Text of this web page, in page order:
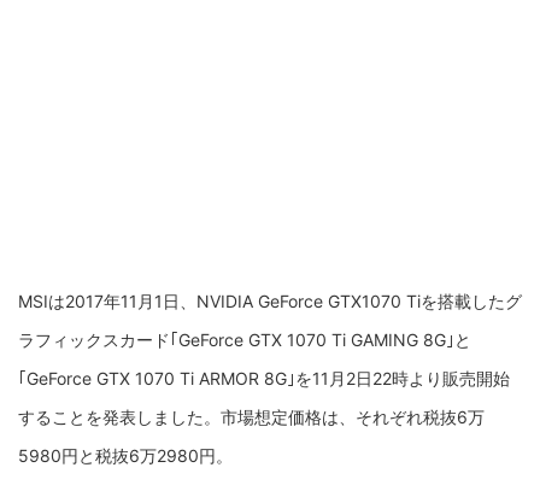
MSIは2017年11月1日、NVIDIA GeForce GTX1070 Tiを搭載したグ
ラフィックスカード｢GeForce GTX 1070 Ti GAMING 8G｣と
｢GeForce GTX 1070 Ti ARMOR 8G｣を11月2日22時より販売開始
することを発表しました。市場想定価格は、それぞれ税抜6万
5980円と税抜6万2980円。